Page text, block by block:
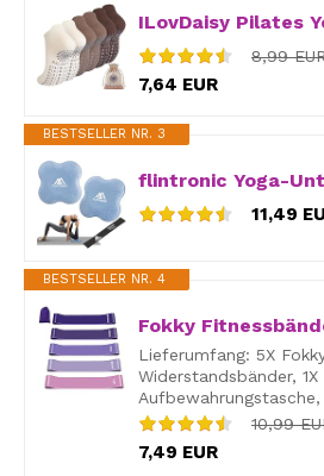
8,99
7,64 EUR
BESTSELLER NR. 3
11,49
BESTSELLER NR. 4
Lieferumfang: 5X
Widerstandsbänder, 1X
10,99
7,49 EUR